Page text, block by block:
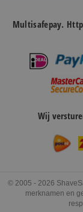
Multisafepay.
Wij
© 2005 - 2026
merknamen en